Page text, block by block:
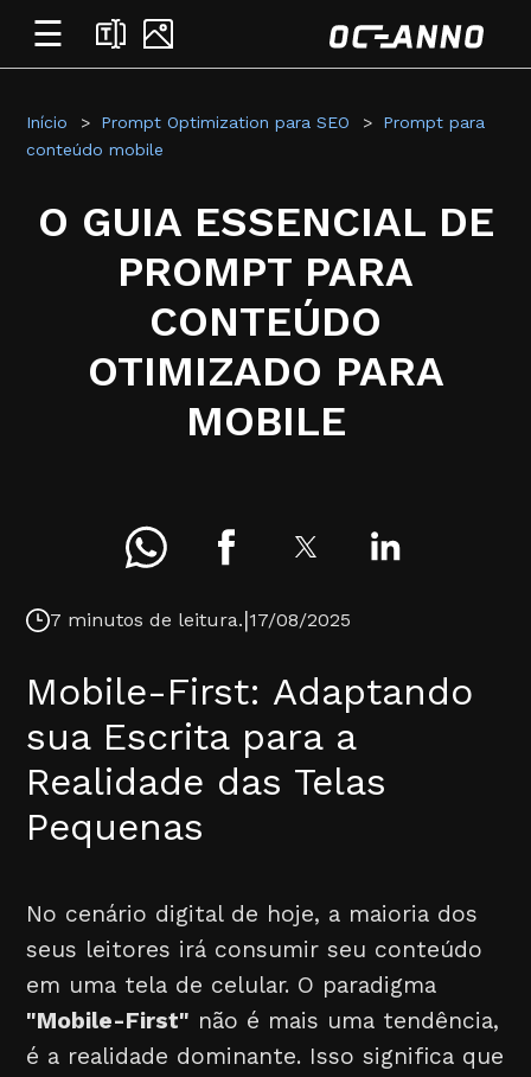
☰
Início Prompt Optimization para SEO
Prompt para
conteúdo mobile
O GUIA ESSENCIAL DE
PROMPT PARA
CONTEÚDO
OTIMIZADO PARA
MOBILE
7 minutos de leitura.|17/08/2025
Mobile-First: Adaptando
sua Escrita para a
Realidade das Telas
Pequenas
No cenário digital de hoje, a maioria dos
seus leitores irá consumir seu conteúdo
em uma tela de celular. O paradigma
"Mobile-First" não é mais uma tendência,
é a realidade dominante. Isso significa que